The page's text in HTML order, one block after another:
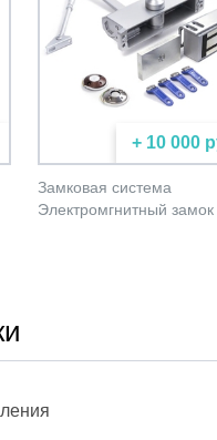
+ 10 000
Замковая система
Электромгнитный замок